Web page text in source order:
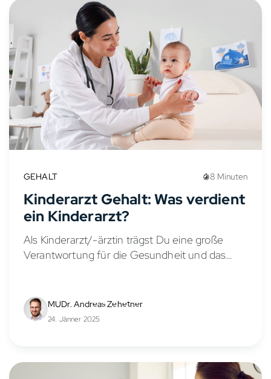
GEHALT 8 Minuten
Kinderarzt Gehalt: Was verdient
ein Kinderarzt?
Als Kinderarzt/-ärztin trägst Du eine große
Verantwortung für die Gesundheit und das
Kinder- und Jugendmedizin aus?...
MUDr. Andreas Zehetner
24. Jänner 2025